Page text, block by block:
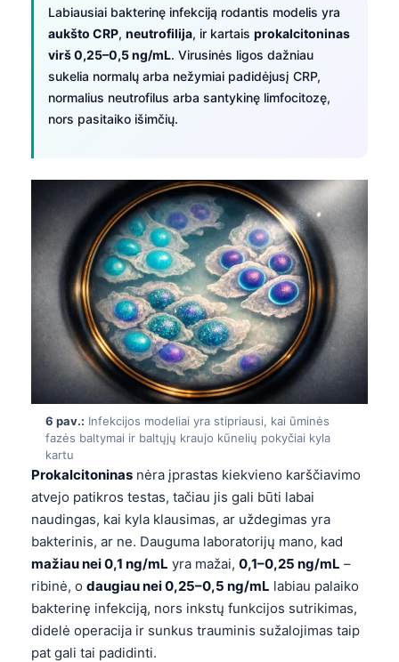
Labiausiai bakterinę infekciją rodantis modelis yra
aukšto CRP, neutrofilija, ir kartais prokalcitoninas
virš 0,25–0,5 ng/mL. Virusinės ligos dažniau
sukelia normalų arba nežymiai padidėjusį CRP,
normalius neutrofilus arba santykinę limfocitozę,
nors pasitaiko išimčių.
6 pav.: Infekcijos modeliai yra stipriausi, kai ūminės
fazės baltymai ir baltųjų kraujo kūnelių pokyčiai kyla
kartu
Prokalcitoninas nėra įprastas kiekvieno karščiavimo
atvejo patikros testas, tačiau jis gali būti labai
naudingas, kai kyla klausimas, ar uždegimas yra
bakterinis, ar ne. Dauguma laboratorijų mano, kad
mažiau nei 0,1 ng/mL yra mažai, 0,1–0,25 ng/mL –
ribinė, o daugiau nei 0,25–0,5 ng/mL labiau palaiko
bakterinę infekciją, nors inkstų funkcijos sutrikimas,
didelė operacija ir sunkus trauminis sužalojimas taip
pat gali tai padidinti.
Română
简体中文
فارسی
Български
Dansk
Nederlands
हिन्दी
Bahasa Indonesia
Հայերեն
Íslenska
Српски језик
Svenska
Bosanski
Azərbaycan dili
Eesti
日本語
Русский
Polski
한국어
Slovenščina